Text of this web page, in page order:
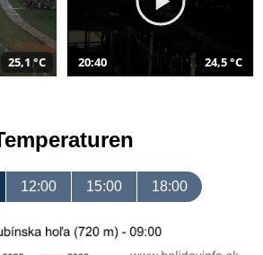
25,1 °C 20:40 24,5 °C
12:00 15:00 18:00